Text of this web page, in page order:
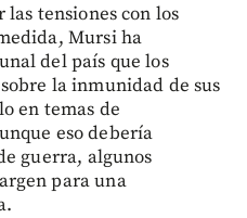
tensiones con los
Mursi ha
del país que los
la inmunidad de sus
en temas de
eso debería
guerra, algunos
para una